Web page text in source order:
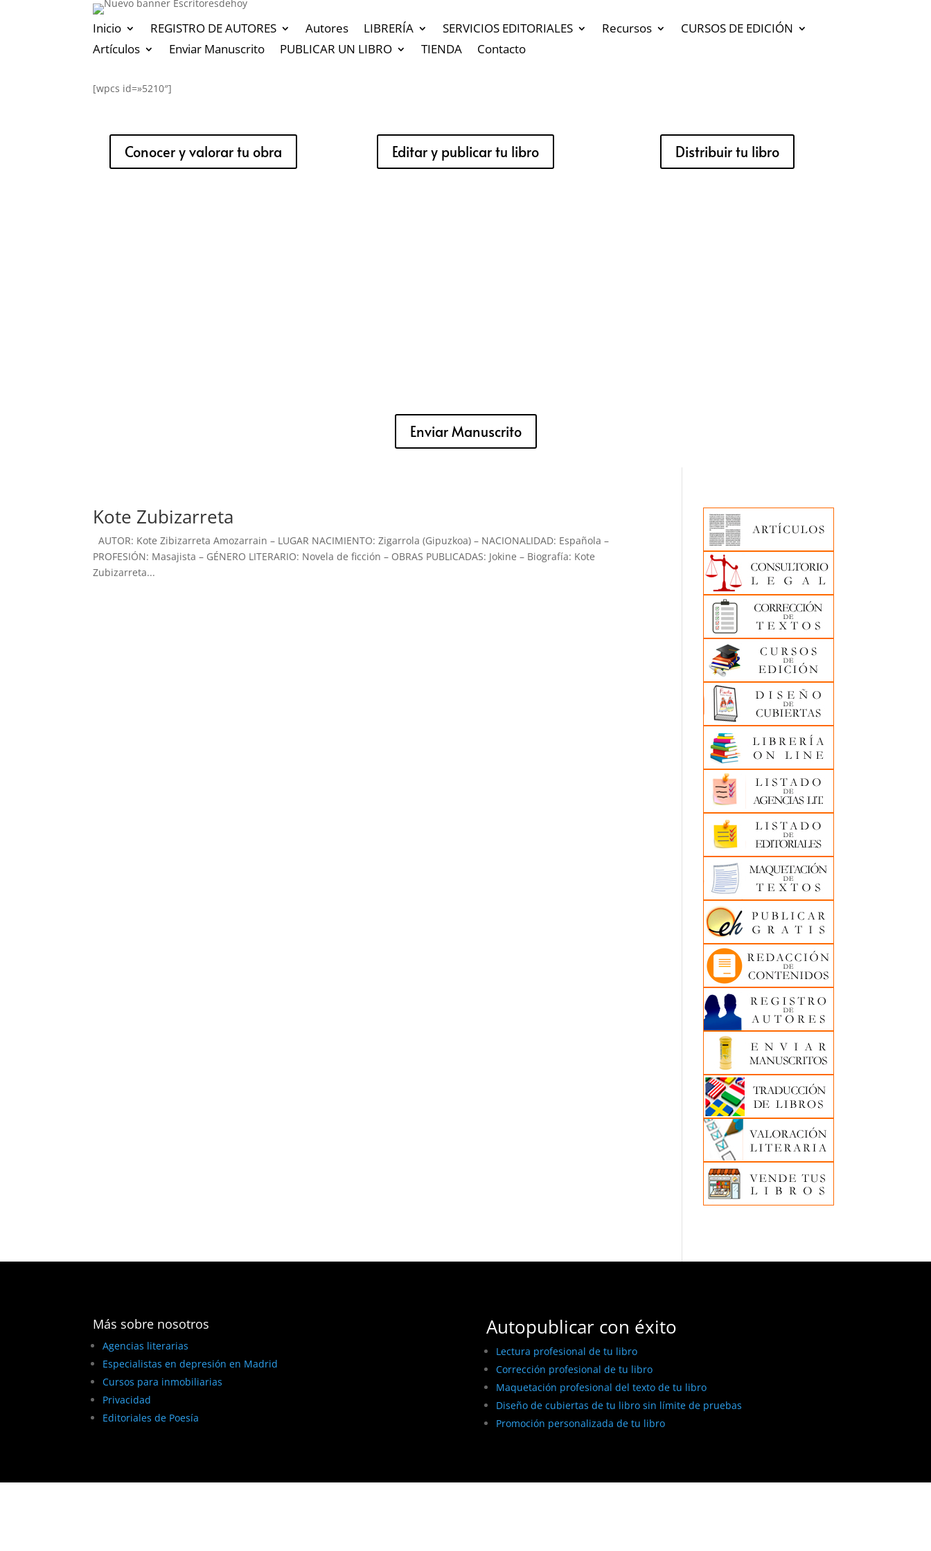
Inicio REGISTRO DE AUTORES Autores LIBRERÍA SERVICIOS EDITORIALES Recursos
CURSOS DE EDICIÓN
Artículos
Enviar Manuscrito PUBLICAR UN LIBRO TIENDA Contacto
[wpcs id=»5210″]
Conocer y valorar tu obra Editar y publicar tu libro Distribuir tu libro
Enviar Manuscrito
Kote Zubizarreta
AUTOR: Kote Zibizarreta Amozarrain – LUGAR NACIMIENTO: Zigarrola (Gipuzkoa) – NACIONALIDAD: Española –
PROFESIÓN: Masajista – GÉNERO LITERARIO: Novela de ficción – OBRAS PUBLICADAS: Jokine – Biografía: Kote
Zubizarreta...
Más sobre nosotros
Agencias literarias
Especialistas en depresión en Madrid
Cursos para inmobiliarias
Privacidad
Editoriales de Poesía
Autopublicar con éxito
Lectura profesional de tu libro
Corrección profesional de tu libro
Maquetación profesional del texto de tu libro
Diseño de cubiertas de tu libro sin límite de pruebas
Promoción personalizada de tu libro